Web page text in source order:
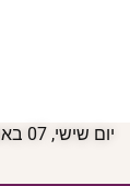
יום שישי, 07 באוגוסט 2026